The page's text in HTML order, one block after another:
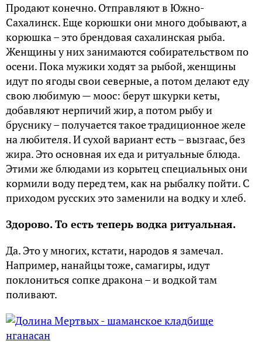
Продают конечно. Отправляют в Южно-
Сахалинск. Еще корюшки они много добывают, а
корюшка – это брендовая сахалинская рыба.
Женщины у них занимаются собирательством по
осени. Пока мужики ходят за рыбой, женщины
идут по ягоды свои северные, а потом делают еду
свою любимую — моос: берут шкурки кеты,
добавляют нерпичий жир, а потом рыбу и
бруснику – получается такое традиционное желе
на любителя. И сухой вариант есть – вызгаас, без
жира. Это основная их еда и ритуальные блюда.
Этими же блюдами из корытец специальных они
кормили воду перед тем, как на рыбалку пойти. С
приходом русских это заменили на водку и хлеб.
Здорово. То есть теперь водка ритуальная.
Да. Это у многих, кстати, народов я замечал.
Например, нанайцы тоже, самагиры, идут
поклониться сопке дракона – и водкой там
поливают.